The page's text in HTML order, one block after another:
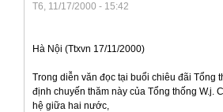
T6, 11/17/2000 - 15:42
Hà Nội (Ttxvn 17/11/2000)
Trong diễn văn đọc tại buổi chiêu đãi Tổng
định chuyến thăm này của Tổng thống W.j.
hệ giữa hai nước,